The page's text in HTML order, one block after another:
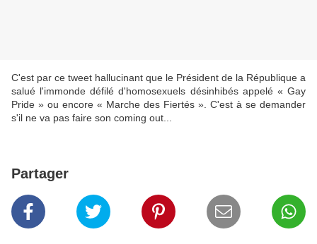
C'est par ce tweet hallucinant que le Président de la République a
salué l'immonde défilé d'homosexuels désinhibés appelé « Gay
Pride » ou encore « Marche des Fiertés ». C'est à se demander
s'il ne va pas faire son coming out...
Partager